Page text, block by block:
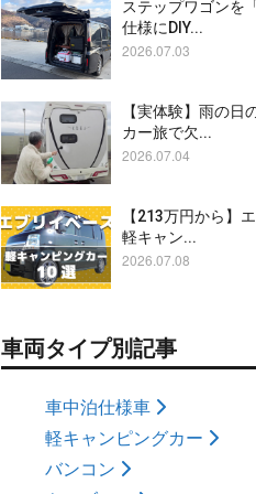
ステップワゴンを
仕様にDIY...
2026.07.03
【実体験】雨の日
カー旅で欠...
2026.07.04
【213万円から】
軽キャン...
2026.07.08
車両タイプ別記事
車中泊仕様車
軽キャンピングカー
バンコン